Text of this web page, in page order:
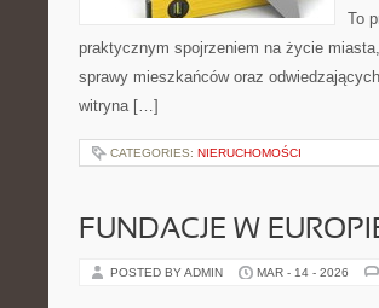
To
praktycznym spojrzeniem na życie
sprawy mieszkańców oraz
witryna […]
CATEGORIES: NIERUCHOMOŚCI
FUNDACJE W
POSTED BY ADMIN MAR - 14 - 2026